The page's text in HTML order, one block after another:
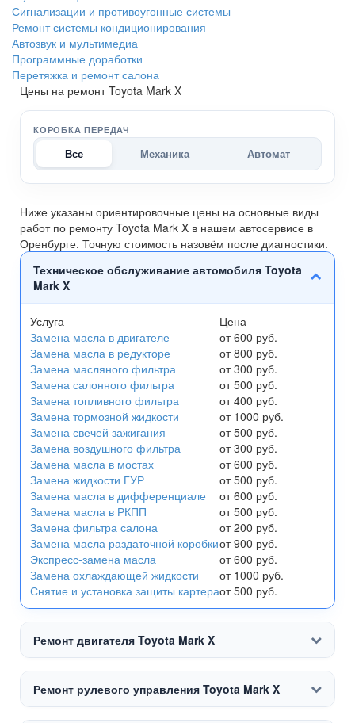
Сигнализации и противоугонные системы
Ремонт системы кондиционирования
Автозвук и мультимедиа
Программные доработки
Перетяжка и ремонт салона
Цены на ремонт Toyota Mark X
КОРОБКА ПЕРЕДАЧ
Все Механика Автомат
Ниже указаны ориентировочные цены на основные виды
работ по ремонту Toyota Mark X в нашем автосервисе в
Оренбурге. Точную стоимость назовём после диагностики.
Техническое обслуживание автомобиля Toyota
Mark X
Услуга
Цена
Замена масла в двигателе
от 600 руб.
Замена масла в редукторе
от 800 руб.
Замена масляного фильтра
от 300 руб.
Замена салонного фильтра
от 500 руб.
Замена топливного фильтра
от 400 руб.
Замена тормозной жидкости
от 1000 руб.
Замена свечей зажигания
от 500 руб.
Замена воздушного фильтра
от 300 руб.
Замена масла в мостах
от 600 руб.
Замена жидкости ГУР
от 500 руб.
Замена масла в дифференциале
от 600 руб.
Замена масла в РКПП
от 500 руб.
Замена фильтра салона
от 200 руб.
Замена масла раздаточной коробкиот 900 руб.
Экспресс-замена масла
от 600 руб.
Замена охлаждающей жидкости
от 1000 руб.
Снятие и установка защиты картераот 500 руб.
Ремонт двигателя Toyota Mark X
Ремонт рулевого управления Toyota Mark X